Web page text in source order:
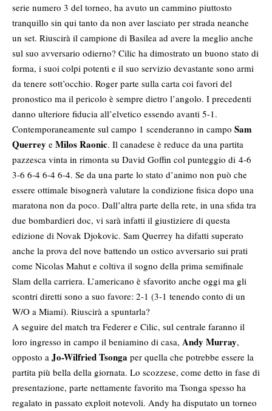
serie numero 3 del torneo, ha avuto un cammino piuttosto
tranquillo sin qui tanto da non aver lasciato per strada neanche
un set. Riuscirà il campione di Basilea ad avere la meglio anche
sul suo avversario odierno? Cilic ha dimostrato un buono stato di
forma, i suoi colpi potenti e il suo servizio devastante sono armi
da tenere sott’occhio. Roger parte sulla carta coi favori del
pronostico ma il pericolo è sempre dietro l’angolo. I precedenti
danno ulteriore fiducia all’elvetico essendo avanti 5-1.
Contemporaneamente sul campo 1 scenderanno in campo Sam
Querrey e Milos Raonic. Il canadese è reduce da una partita
pazzesca vinta in rimonta su David Goffin col punteggio di 4-6
3-6 6-4 6-4 6-4. Se da una parte lo stato d’animo non può che
essere ottimale bisognerà valutare la condizione fisica dopo una
maratona non da poco. Dall’altra parte della rete, in una sfida tra
due bombardieri doc, vi sarà infatti il giustiziere di questa
edizione di Novak Djokovic. Sam Querrey ha difatti superato
anche la prova del nove battendo un ostico avversario sui prati
come Nicolas Mahut e coltiva il sogno della prima semifinale
Slam della carriera. L’americano è sfavorito anche oggi ma gli
scontri diretti sono a suo favore: 2-1 (3-1 tenendo conto di un
W/O a Miami). Riuscirà a spuntarla?
A seguire del match tra Federer e Cilic, sul centrale faranno il
loro ingresso in campo il beniamino di casa, Andy Murray,
opposto a Jo-Wilfried Tsonga per quella che potrebbe essere la
partita più bella della giornata. Lo scozzese, come detto in fase di
presentazione, parte nettamente favorito ma Tsonga spesso ha
regalato in passato exploit notevoli. Andy ha disputato un torneo